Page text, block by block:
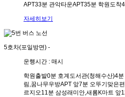
APT33분 관악타운APT35분 학원도착
자세히보기
5호차(포일방면) -
운행시간 : 매시
학원출발0분 호계도서관(청해수산)4분
림,꿈나무우방APT 앞7분 오뚜기맞은
르지오11분 삼성래미안,새롬K마트 앞